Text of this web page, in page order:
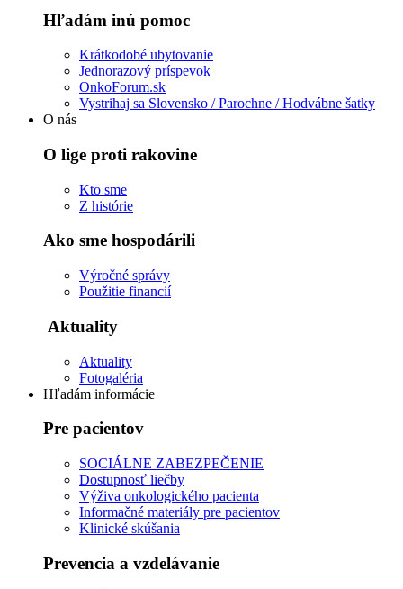
Hľadám inú pomoc
Krátkodobé ubytovanie
Jednorazový príspevok
OnkoForum.sk
Vystrihaj sa Slovensko / Parochne / Hodvábne šatky
O nás
O lige proti rakovine
Kto sme
Z histórie
Ako sme hospodárili
Výročné správy
Použitie financií
Aktuality
Aktuality
Fotogaléria
Hľadám informácie
Pre pacientov
SOCIÁLNE ZABEZPEČENIE
Dostupnosť liečby
Výživa onkologického pacienta
Informačné materiály pre pacientov
Klinické skúšania
Prevencia a vzdelávanie